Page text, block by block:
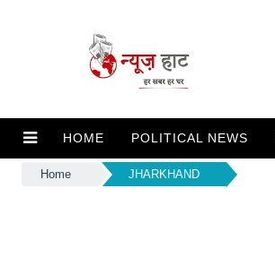
HOME POLITICAL NEWS
Home JHARKHAND